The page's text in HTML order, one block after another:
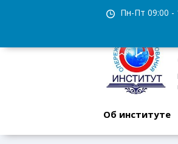
Пн-Пт 09:00 -
Об институте